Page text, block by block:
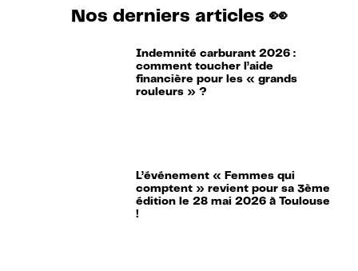
Nos derniers articles 👀
Indemnité carburant 2026 :
comment toucher l’aide
financière pour les « grands
rouleurs » ?
L’événement « Femmes qui
comptent » revient pour sa 3ème
édition le 28 mai 2026 à Toulouse
!